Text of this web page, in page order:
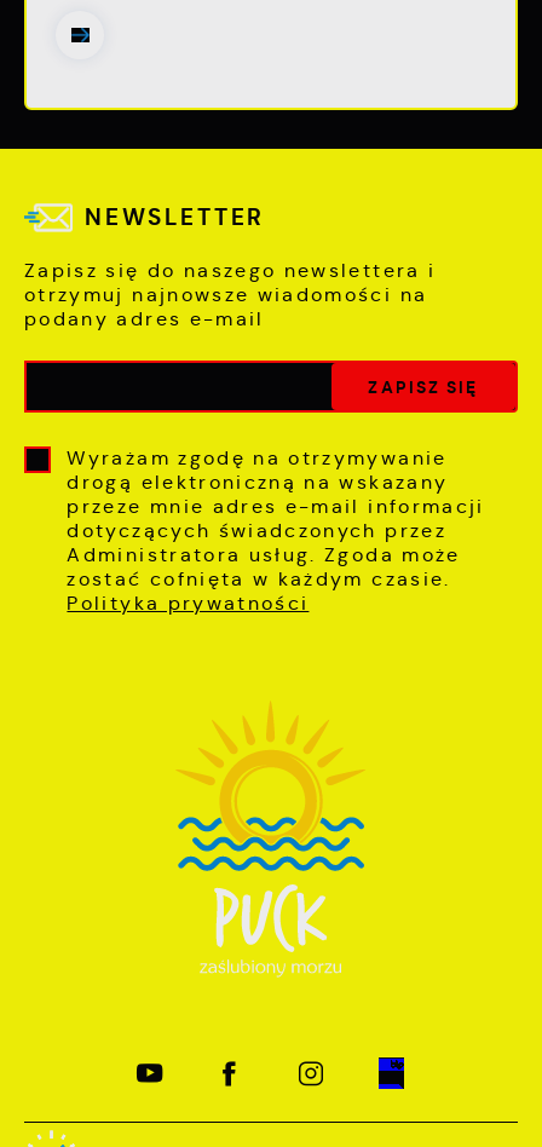
NEWSLETTER
Zapisz się do naszego newslettera i
otrzymuj najnowsze wiadomości na
podany adres e-mail
Wyrażam zgodę na otrzymywanie
drogą elektroniczną na wskazany
przeze mnie adres e-mail informacji
dotyczących świadczonych przez
Administratora usług. Zgoda może
zostać cofnięta w każdym czasie.
Polityka prywatności